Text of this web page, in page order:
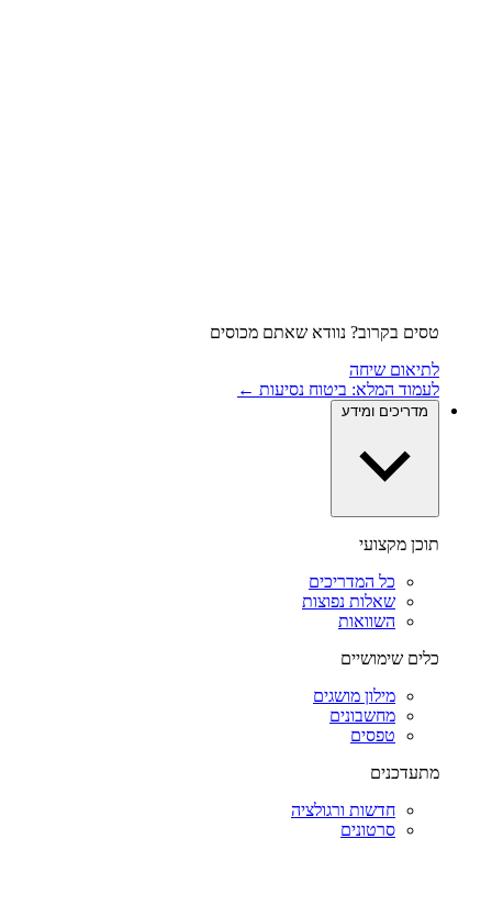
טסים בקרוב? נוודא שאתם מכוסים
לתיאום שיחה
לעמוד המלא: ביטוח נסיעות ←
מדריכים ומידע
תוכן מקצועי
כל המדריכים
שאלות נפוצות
השוואות
כלים שימושיים
מילון מושגים
מחשבונים
טפסים
מתעדכנים
חדשות ורגולציה
סרטונים